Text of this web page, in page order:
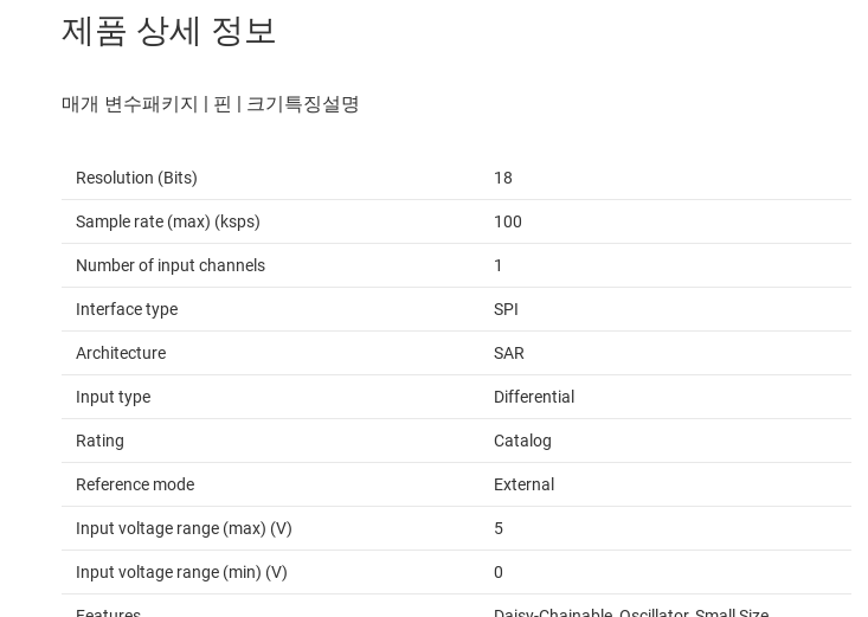
제품 상세 정보
Resolution (Bits) 18
Sample rate (max) (ksps) 100
Number of input channels 1
Interface type SPI
Architecture SAR
Input type Differential
Rating Catalog
Reference mode External
Input voltage range (max) (V) 5
Input voltage range (min) (V) 0